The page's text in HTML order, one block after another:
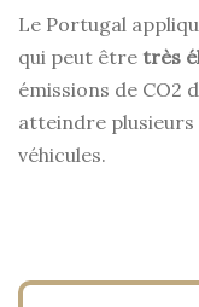
Le Portugal
qui peut être très
émissions de CO2
atteindre plusieurs
véhicules.